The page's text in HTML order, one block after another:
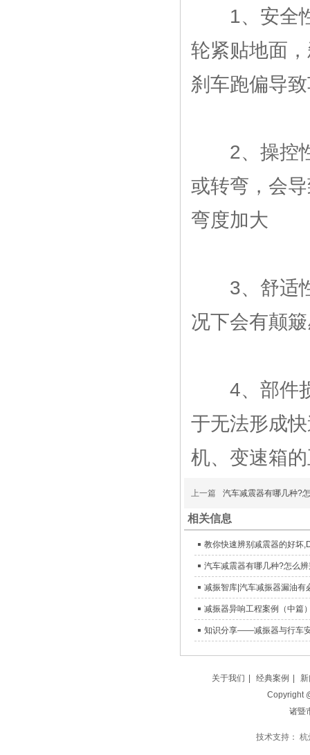
1、安全性
轮紧贴地面
刹车跑偏导
2、操控性
或转弯，会
弯度加大
3、舒适性
况下会有颠
4、部件损
于无法形成
机、变速箱
上一篇 汽车减震器有哪几种?怎么
相关信息
知识分享——减振器与行车
关于我们 经典案例
Copyright
诸暨
技术支持： 杭